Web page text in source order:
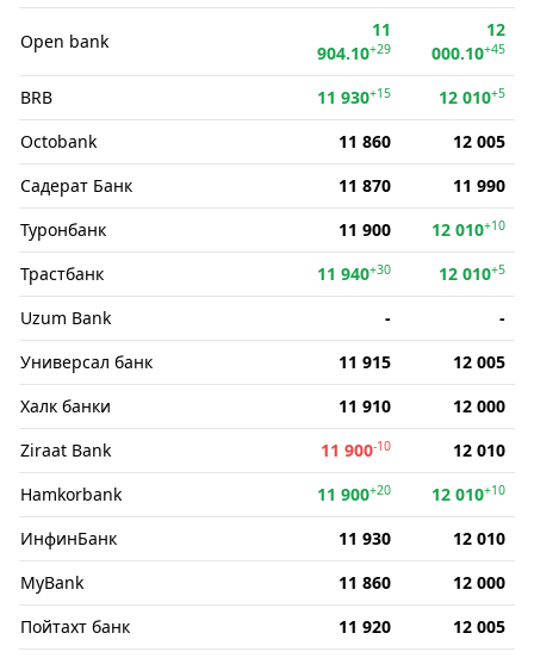
Open bank
11
904.10+29
12
000.10+45
BRB 11 930+15 12 010+5
Octobank 11 860
12 005
Садерат Банк
11 870
11 990
Туронбанк
11 900 12 010+10
Трастбанк 11 940+30 12 010+5
Uzum Bank -
-
Универсал банк
11 915
12 005
Халк банки
11 910
12 000
Ziraat Bank
11 900-10
12 010
Hamkorbank
11 900+20 12 010+10
ИнфинБанк 11 930
12 010
MyBank
11 860
12 000
Пойтахт банк
11 920
12 005